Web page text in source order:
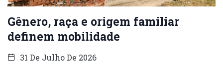
Gênero, raça e origem familiar
definem mobilidade
31 De Julho De 2026